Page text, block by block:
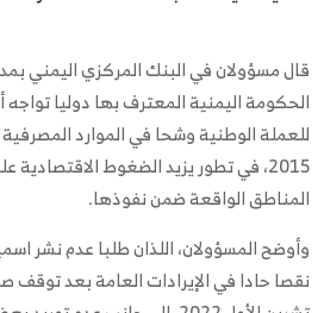
قال مسؤولان في البنك المركزي اليمني
الحكومة اليمنية المعترف بها دوليا
للعملة الوطنية وشحا في الموارد
2015، في تطور يزيد الضغوط
المناطق الواقعة ضمن نفوذها.
وأوضح المسؤولان، اللذان طلبا عدم نشر
نقصا حادا في الإيرادات العامة بعد توقف